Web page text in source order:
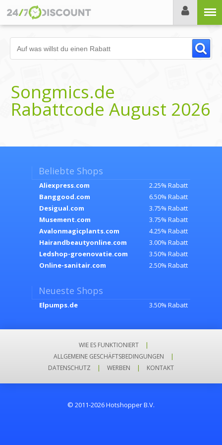
Songmics.de
Rabattcode August 2026
Beliebte Shops
Aliexpress.com
2.25% Rabatt
Banggood.com
6.50% Rabatt
Desigual.com
3.75% Rabatt
Musement.com
3.75% Rabatt
Avalonmagicplants.com
4.25% Rabatt
Hairandbeautyonline.com
3.00% Rabatt
Ledshop-groenovatie.com
3.50% Rabatt
Online-sanitair.com
2.50% Rabatt
Neueste Shops
Elpumps.de 3.50% Rabatt
WIE ES FUNKTIONIERT
|
ALLGEMEINE GESCHÄFTSBEDINGUNGEN
|
DATENSCHUTZ
| WERBEN | KONTAKT
© 2011-2026 Hotshopper B.V.